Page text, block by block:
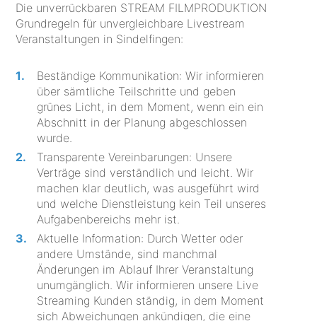
Die unverrückbaren STREAM FILMPRODUKTION
Grundregeln für unvergleichbare Livestream
Veranstaltungen in Sindelfingen:
Beständige Kommunikation: Wir informieren
über sämtliche Teilschritte und geben
grünes Licht, in dem Moment, wenn ein ein
Abschnitt in der Planung abgeschlossen
wurde.
Transparente Vereinbarungen: Unsere
Verträge sind verständlich und leicht. Wir
machen klar deutlich, was ausgeführt wird
und welche Dienstleistung kein Teil unseres
Aufgabenbereichs mehr ist.
Aktuelle Information: Durch Wetter oder
andere Umstände, sind manchmal
Änderungen im Ablauf Ihrer Veranstaltung
unumgänglich. Wir informieren unsere Live
Streaming Kunden ständig, in dem Moment
sich Abweichungen ankündigen, die eine